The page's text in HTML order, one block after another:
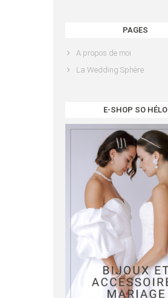
PAGES
A propos de moi
La Wedding Sphère
E-SHOP SO HÉLO